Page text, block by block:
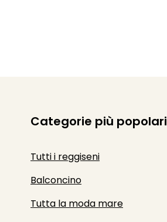
Categorie più popolari
Tutti i reggiseni
Balconcino
Tutta la moda mare